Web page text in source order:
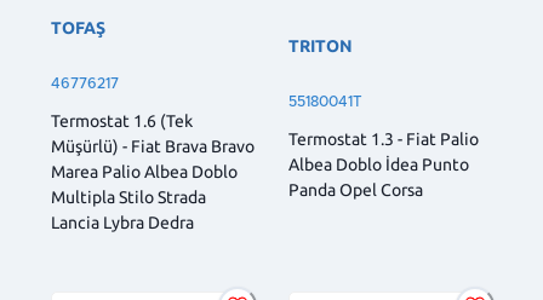
TOFAŞ
46776217
Termostat 1.6 (Tek
Müşürlü) - Fiat Brava Bravo
Marea Palio Albea Doblo
Multipla Stilo Strada
Lancia Lybra Dedra
TRITON
55180041T
Termostat 1.3 - Fiat Palio
Albea Doblo İdea Punto
Panda Opel Corsa